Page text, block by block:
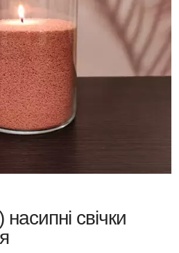
насипні свічки